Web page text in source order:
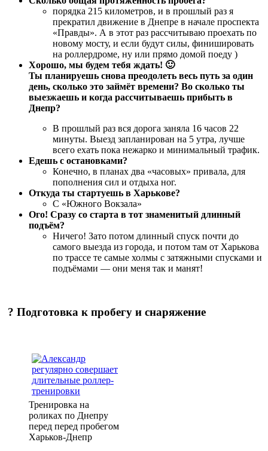
порядка 215 километров, и в прошлый раз я
прекратил движение в Днепре в начале проспекта
«Правды». А в этот раз рассчитываю проехать по
новому мосту, и если будут силы, финишировать
на роллердроме, ну или прямо домой поеду )
Хорошо, мы будем тебя ждать! 🙂
Ты планируешь снова преодолеть весь путь за один
день, сколько это займёт времени? Во сколько ты
выезжаешь и когда рассчитываешь прибыть в
Днепр?
В прошлый раз вся дорога заняла 16 часов 22
минуты. Выезд запланирован на 5 утра, лучше
всего ехать пока нежарко и минимальный трафик.
Едешь с остановками?
Конечно, в планах два «часовых» привала, для
пополнения сил и отдыха ног.
Откуда ты стартуешь в Харькове?
С «Южного Вокзала»
Ого! Сразу со старта в тот знаменитый длинный
подъём?
Ничего! Зато потом длинный спуск почти до
самого выезда из города, и потом там от Харькова
по трассе те самые холмы с затяжными спусками и
подъёмами — они меня так и манят!
? Подготовка к пробегу и снаряжение
Тренировка на
роликах по Днепру
перед перед пробегом
Харьков-Днепр